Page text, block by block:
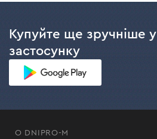
Купуйте ще зручніше у
застосунку
О DNIPRO-M